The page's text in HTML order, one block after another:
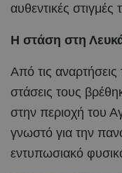
αυθεντικές στιγμές
Η στάση στη
Από τις
στάσεις τους
στην περιοχή του
γνωστό για την
εντυπωσιακό